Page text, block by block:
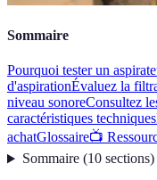
Sommaire
Pourquoi tester un
d'aspirationÉvaluez la
niveau sonoreConsultez
caractéristiques techniques
achatGlossaire📺
Sommaire(10 sections)